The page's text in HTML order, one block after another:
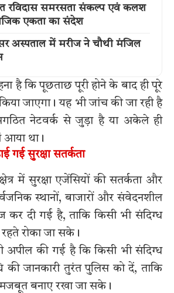
रविदास समरसता संकल्प एवं कलश
एकता का संदेश
अस्पताल में मरीज ने चौथी मंजिल
है कि पूछताछ पूरी होने के बाद ही पूरे
जाएगा। यह भी जांच की जा रही है
नेटवर्क से जुड़ा है या अकेले ही
आया था।
गई सुरक्षा सतर्कता
में सुरक्षा एजेंसियों की सतर्कता और
स्थानों, बाजारों और संवेदनशील
तेज कर दी गई है, ताकि किसी भी संदिग्ध
रोका जा सके।
अपील की गई है कि किसी भी संदिग्ध
की जानकारी तुरंत पुलिस को दें, ताकि
मजबूत बनाए रखा जा सके।